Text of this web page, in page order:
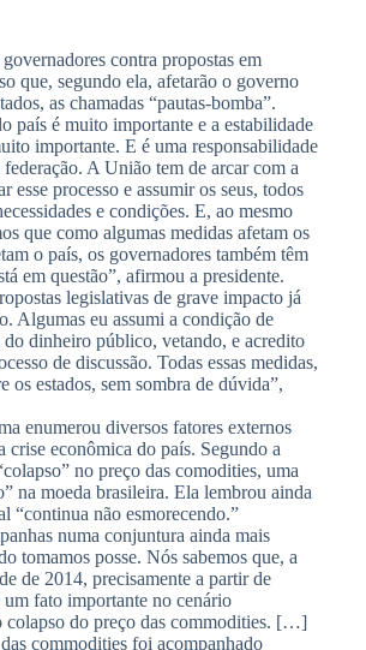
contra propostas em
que, segundo ela, afetarão o governo
as chamadas “pautas-bomba”.
país é muito importante e a estabilidade
importante. E é uma responsabilidade
A União tem de arcar com a
esse processo e assumir os seus, todos
e condições. E, ao mesmo
que como algumas medidas afetam os
o país, os governadores também têm
em questão”, afirmou a presidente.
legislativas de grave impacto já
Algumas eu assumi a condição de
do dinheiro público, vetando, e acredito
de discussão. Todas essas medidas,
os estados, sem sombra de dúvida”,
enumerou diversos fatores externos
crise econômica do país. Segundo a
no preço das comodities, uma
na moeda brasileira. Ela lembrou ainda
“continua não esmorecendo.”
numa conjuntura ainda mais
tomamos posse. Nós sabemos que, a
de 2014, precisamente a partir de
fato importante no cenário
colapso do preço das commodities. […]
commodities foi acompanhado